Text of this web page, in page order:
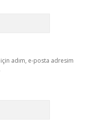
adım, e-posta adresim